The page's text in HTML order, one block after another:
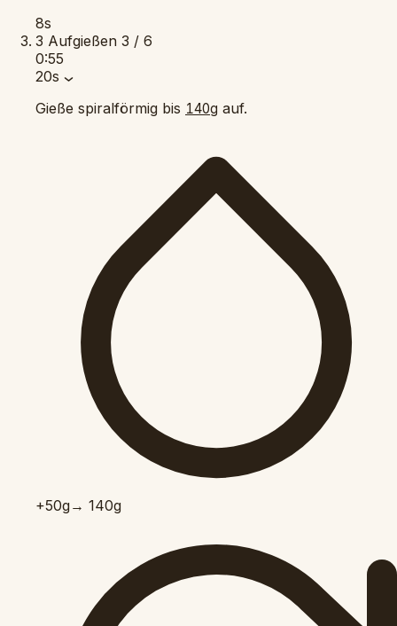
8s
3 Aufgießen 3 / 6
0:55
20s
Gieße spiralförmig bis 140g auf.
+50g→ 140g